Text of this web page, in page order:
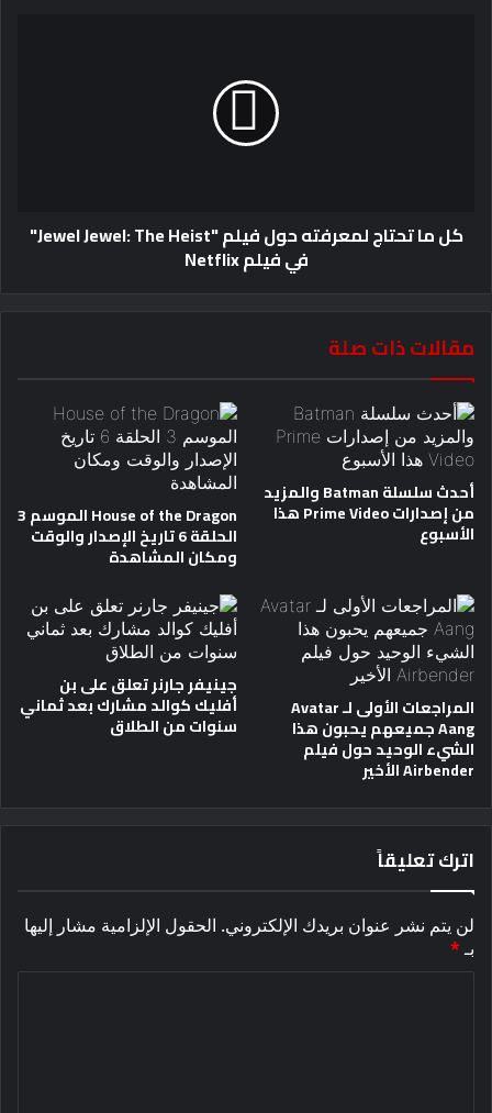
كل ما تحتاج لمعرفته حول فيلم "Jewel Jewel: The Heist"
في فيلم Netflix
مقالات ذات صلة
أحدث سلسلة Batman والمزيد
من إصدارات Prime Video هذا
الأسبوع
House of the Dragon الموسم 3
الحلقة 6 تاريخ الإصدار والوقت
ومكان المشاهدة
المراجعات الأولى لـ Avatar
Aang جميعهم يحبون هذا
الشيء الوحيد حول فيلم
Airbender الأخير
جينيفر جارنر تعلق على بن
أفليك كوالد مشارك بعد ثماني
سنوات من الطلاق
اترك تعليقاً
لن يتم نشر عنوان بريدك الإلكتروني. الحقول الإلزامية مشار إليها
بـ*